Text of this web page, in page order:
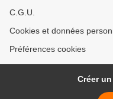
C.G.U.
Cookies et données
Préférences cookies
Créer